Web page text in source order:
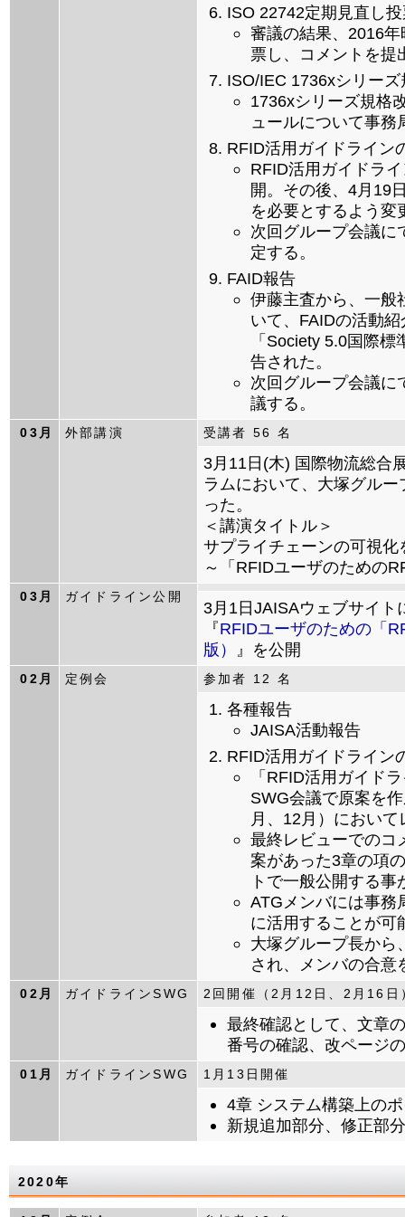
ISO 22742定期見直し
審議の結果、2016
票し、コメントを提
ISO/IEC 1736xシリー
1736xシリーズ規格
ュールについて事務
RFID活用ガイドライン
RFID活用ガイドラ
開。その後、4月19
を必要とするよう変
次回グループ会議に
定する。
FAID報告
伊藤主査から、一般
いて、FAIDの活動
「Society 5.0国際
告された。
次回グループ会議に
議する。
03月 外部講演 受講者 56 名
3月11日(木) 国際物流総合
ラムにおいて、大塚グル
った。
＜講演タイトル＞
サプライチェーンの可視
～「RFIDユーザのための
03月 ガイドライン公開
3月1日JAISAウェブサイト
『RFIDユーザのための「
版）
』を公開
02月 定例会 参加者 12 名
各種報告
JAISA活動報告
RFID活用ガイドライン
「RFID活用ガイド
SWG会議で原案を
月、12月）におい
最終レビューでのコ
案があった3章の項
トで一般公開する事
ATGメンバには事務
に活用することが可
大塚グループ長から
され、メンバの合意
02月 ガイドラインSWG 2回開催（2月12日、2月16日
最終確認として、文章
番号の確認、改ページ
01月 ガイドラインSWG 1月13日開催
4章 システム構築上の
新規追加部分、修正部
2020年